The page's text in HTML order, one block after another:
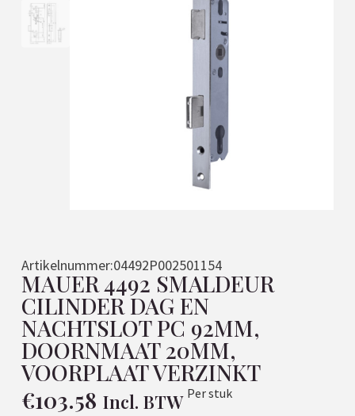
Artikelnummer:04492P002501154
MAUER 4492 SMALDEUR
CILINDER DAG EN
NACHTSLOT PC 92MM,
DOORNMAAT 20MM,
VOORPLAAT VERZINKT
€103.58 Incl. BTW Per stuk